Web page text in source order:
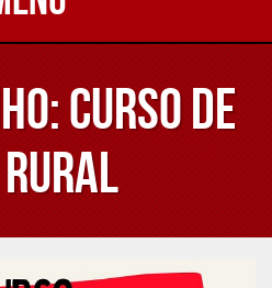
CURSO DE